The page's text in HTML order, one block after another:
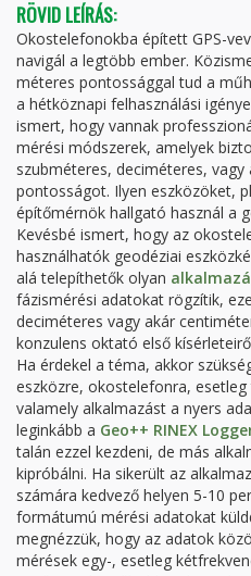
RÖVID LEÍRÁS:
Okostelefonokba épített GPS-
navigál a legtöbb ember.
méteres pontossággal tud a
a hétköznapi felhasználási
ismert, hogy vannak
mérési módszerek, amelyek
szubméteres, deciméteres,
pontosságot. Ilyen eszközöket,
építőmérnök hallgató használ a
Kevésbé ismert, hogy az
használhatók geodéziai
alá telepíthetők olyan
fázismérési adatokat rögzítik,
deciméteres vagy akár
konzulens oktató első
Ha érdekel a téma, akkor
eszközre, okostelefonra,
valamely alkalmazást a nyers
leginkább a Geo++ RINEX
talán ezzel kezdeni, de más
kipróbálni. Ha sikerült az
számára kedvező helyen 5-10
formátumú mérési adatokat
megnézzük, hogy az adatok
mérések egy-, esetleg